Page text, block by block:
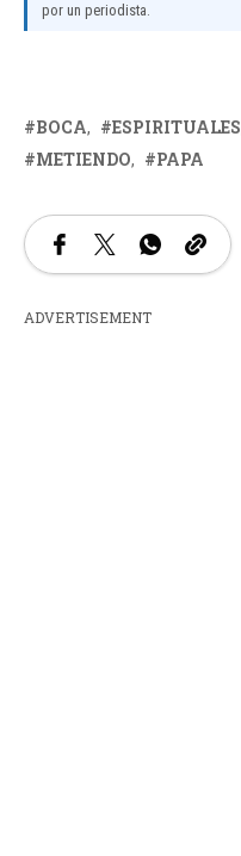
por un periodista.
BOCA ESPIRITUALES
METIENDO
PAPA
ADVERTISEMENT